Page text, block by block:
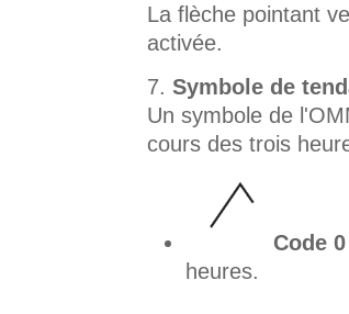
La flèche pointant
activée.
Symbole de
Un symbole de
cours des trois
Code
heures.